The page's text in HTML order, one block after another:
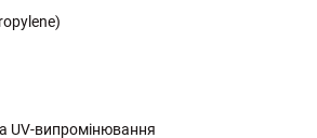
UV-випромінювання